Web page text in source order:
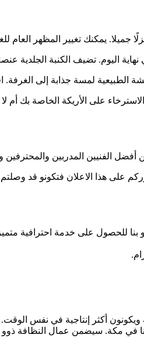
جميلا. يمكنك تغيير المظهر العام
اليوم. تضيف الكنبة الجلدية
الطبيعية لمسة جذابة إلى الغرفة.
على الأريكة الخاصة بك أم
الفنيين المدربين والمحترفين
على هذا الاعلان فتكونو قد
للحصول على خدمة احترافية
أكثر إنتاجية في نفس
مكة. سيضمن عمال النظافة ذوو